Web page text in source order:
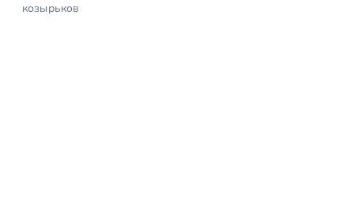
козырьков